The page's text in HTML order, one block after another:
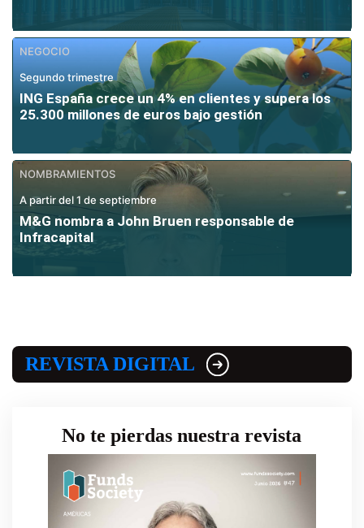
NEGOCIO
Segundo trimestre
ING España crece un 4% en clientes y supera los
25.300 millones de euros bajo gestión
NOMBRAMIENTOS
A partir del 1 de septiembre
M&G nombra a John Bruen responsable de
Infracapital
REVISTA DIGITAL
No te pierdas nuestra revista